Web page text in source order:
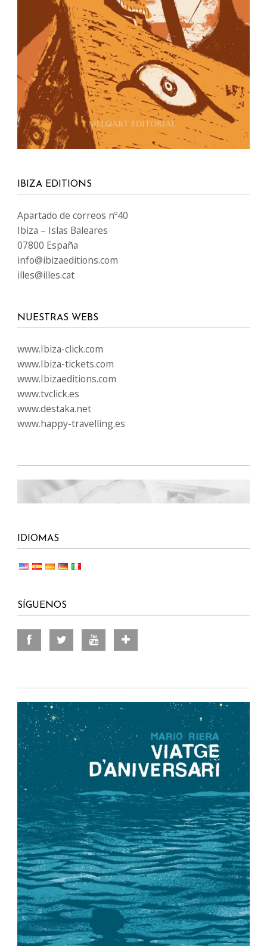
IBIZA EDITIONS
Apartado de correos nº40
Ibiza – Islas Baleares
07800 España
info@ibizaeditions.com
illes@illes.cat
NUESTRAS WEBS
www.Ibiza-click.com
www.Ibiza-tickets.com
www.Ibizaeditions.com
www.tvclick.es
www.destaka.net
www.happy-travelling.es
IDIOMAS
SÍGUENOS